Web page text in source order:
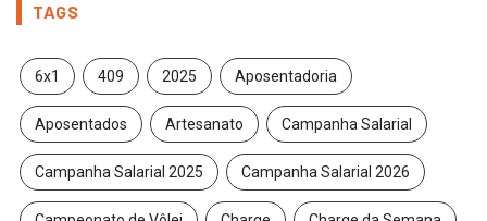
TAGS
6x1 409 2025 Aposentadoria
Aposentados Artesanato Campanha Salarial
Campanha Salarial 2025 Campanha Salarial 2026